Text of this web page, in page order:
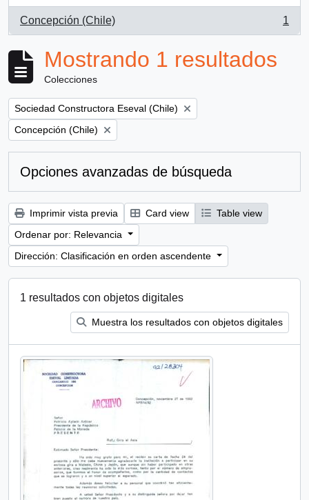
Concepción (Chile)
, 1 resultados
1
Mostrando 1 resultados
Colecciones
Remove filter:
Sociedad Constructora Eseval (Chile)
Remove filter:
Concepción (Chile)
Opciones avanzadas de búsqueda
Imprimir vista previa Card view
Table view
Ordenar por: Relevancia
Dirección: Clasificación en orden ascendente
1 resultados con objetos digitales
Muestra los resultados con objetos digitales